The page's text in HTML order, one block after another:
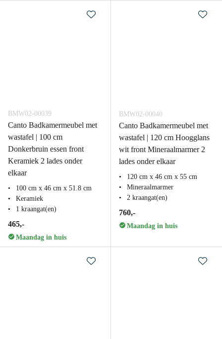
BMW02-00039
Canto Badkamermeubel met
wastafel | 100 cm
Donkerbruin essen front
Keramiek 2 lades onder
elkaar
100 cm x 46 cm x 51.8 cm
Keramiek
1 kraangat(en)
465,-
Maandag in huis
BMW02-00040
Canto Badkamermeubel met
wastafel | 120 cm Hoogglans
wit front Mineraalmarmer 2
lades onder elkaar
120 cm x 46 cm x 55 cm
Mineraalmarmer
2 kraangat(en)
760,-
Maandag in huis